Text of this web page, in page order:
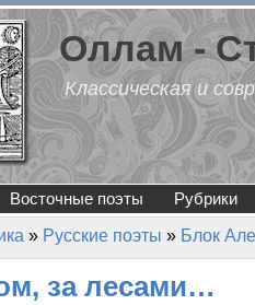
Оллам -
Классическая и
Восточные поэты Рубрики
» Русские поэты » Блок
за лесами…